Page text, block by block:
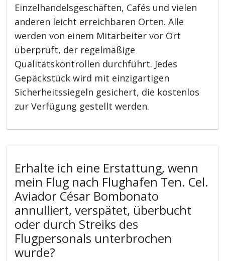
Einzelhandelsgeschäften, Cafés und vielen
anderen leicht erreichbaren Orten. Alle
werden von einem Mitarbeiter vor Ort
überprüft, der regelmäßige
Qualitätskontrollen durchführt. Jedes
Gepäckstück wird mit einzigartigen
Sicherheitssiegeln gesichert, die kostenlos
zur Verfügung gestellt werden.
Erhalte ich eine Erstattung, wenn
mein Flug nach Flughafen Ten. Cel.
Aviador César Bombonato
annulliert, verspätet, überbucht
oder durch Streiks des
Flugpersonals unterbrochen
wurde?